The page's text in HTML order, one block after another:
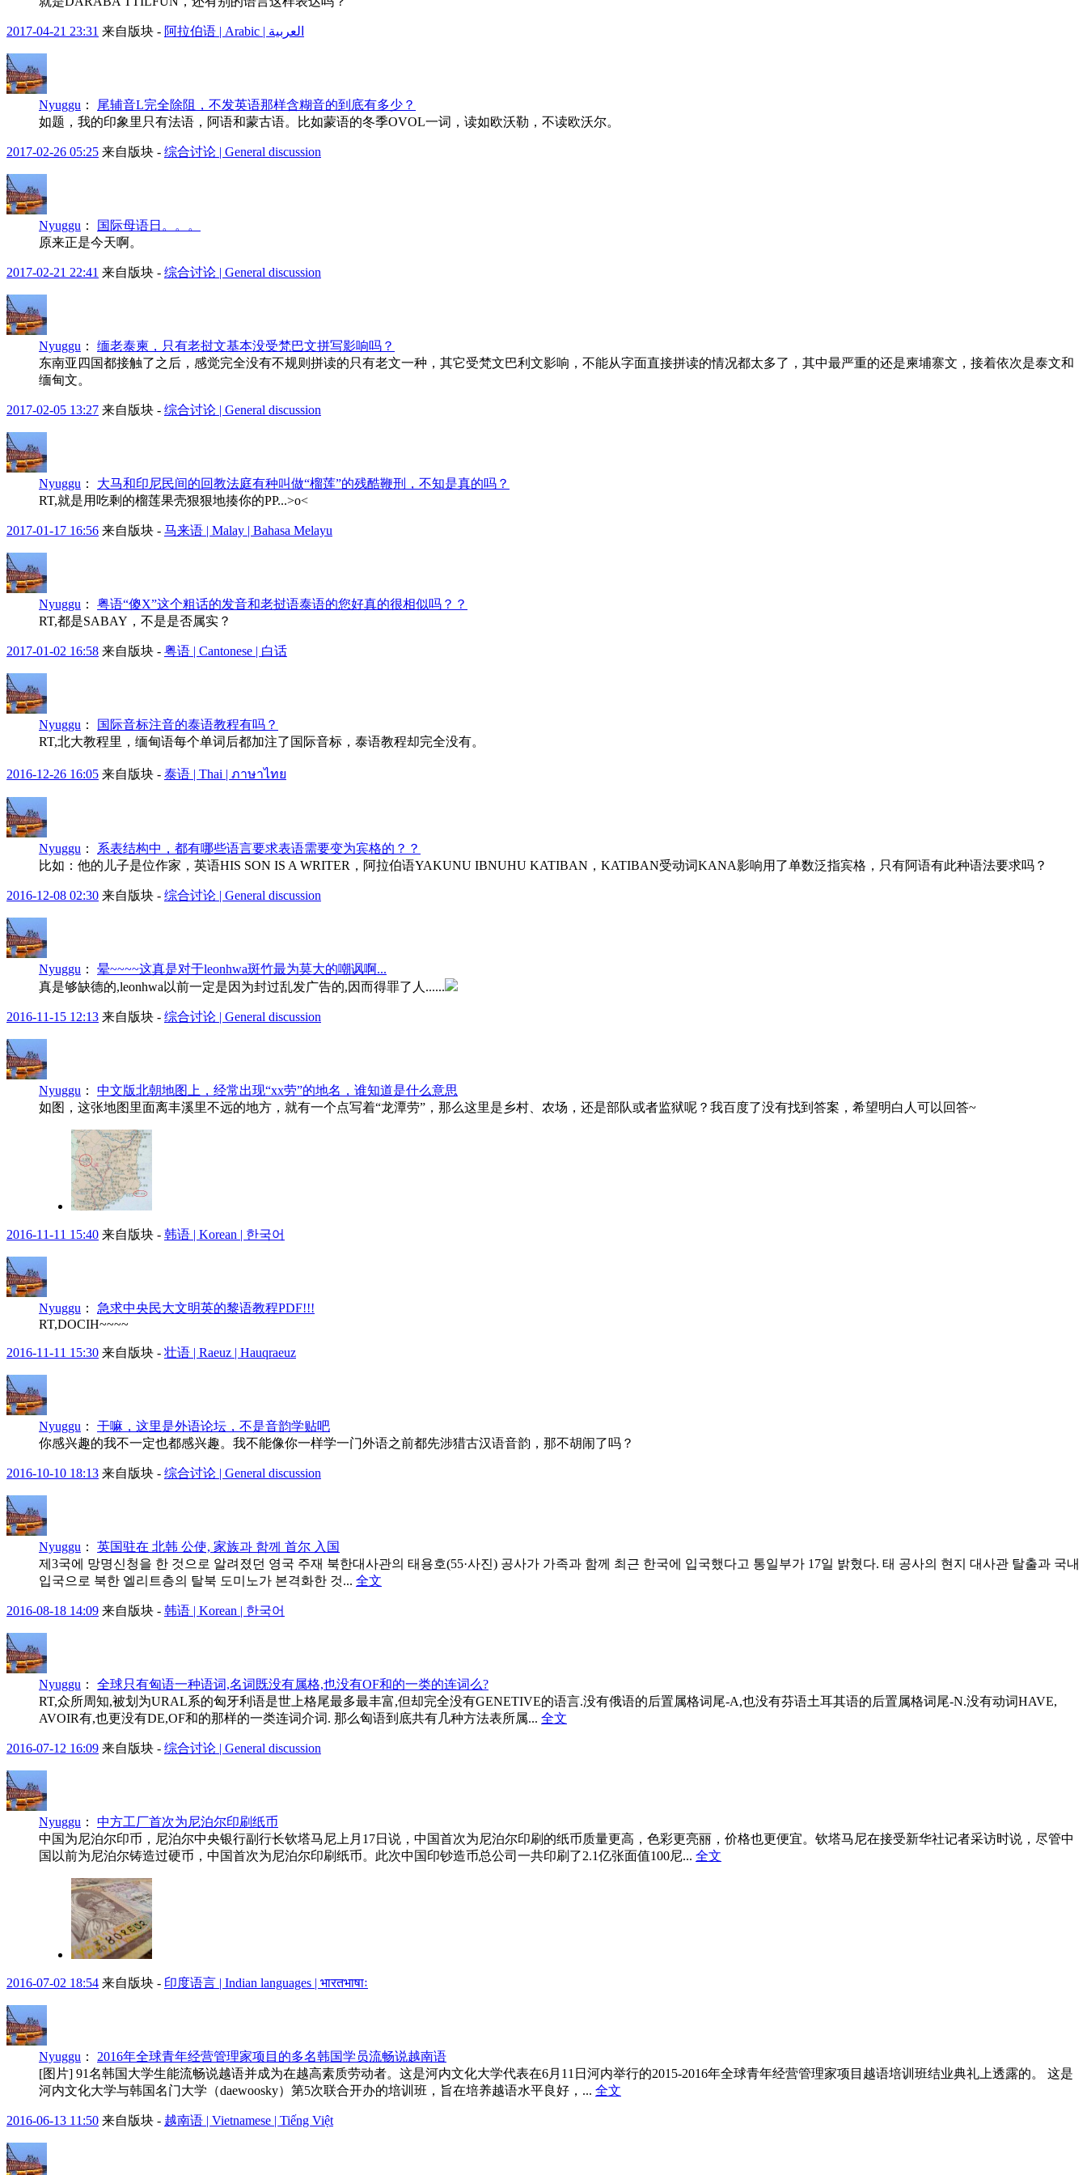
2017-04-21 23:31 来自版块 - 阿拉伯语 | Arabic | العربية
Nyuggu ：
尾辅音L完全除阻，不发英语那样含糊音的到底有多少？
如题，我的印象里只有法语，阿语和蒙古语。比如蒙语的冬季OVOL一词，读如欧沃勒，不读欧沃尔。
2017-02-26 05:25 来自版块 - 综合讨论 | General discussion
Nyuggu ：
国际母语日。。。
原来正是今天啊。
2017-02-21 22:41 来自版块 - 综合讨论 | General discussion
Nyuggu ： 缅老泰柬，只有老挝文基本没受梵巴文拼写影响吗？
东南亚四国都接触了之后，感觉完全没有不规则拼读的只有老文一种，其它受梵文巴利文影响，不能从字面直接拼读的情况都太多了，其中最严重的还是柬埔寨文，接着依次是泰文和
缅甸文。
2017-02-05 13:27 来自版块 - 综合讨论 | General discussion
Nyuggu ： 大马和印尼民间的回教法庭有种叫做“榴莲”的残酷鞭刑，不知是真的吗？
RT,就是用吃剩的榴莲果壳狠狠地揍你的PP...>o<
2017-01-17 16:56 来自版块 - 马来语 | Malay | Bahasa Melayu
Nyuggu ： 粤语“傻X”这个粗话的发音和老挝语泰语的您好真的很相似吗？？
RT,都是SABAY，不是是否属实？
2017-01-02 16:58 来自版块 - 粤语 | Cantonese | 白话
Nyuggu ：
国际音标注音的泰语教程有吗？
RT,北大教程里，缅甸语每个单词后都加注了国际音标，泰语教程却完全没有。
2016-12-26 16:05 来自版块 - 泰语 | Thai | ภาษาไทย
Nyuggu ： 系表结构中，都有哪些语言要求表语需要变为宾格的？？
比如：他的儿子是位作家，英语HIS SON IS A WRITER，阿拉伯语YAKUNU IBNUHU KATIBAN，KATIBAN受动词KANA影响用了单数泛指宾格，只有阿语有此种语法要求吗？
2016-12-08 02:30 来自版块 - 综合讨论 | General discussion
Nyuggu ： 晕~~~~这真是对于leonhwa斑竹最为莫大的嘲讽啊...
真是够缺德的,leonhwa以前一定是因为封过乱发广告的,因而得罪了人......
2016-11-15 12:13 来自版块 - 综合讨论 | General discussion
Nyuggu ： 中文版北朝地图上，经常出现“xx劳”的地名，谁知道是什么意思
如图，这张地图里面离丰溪里不远的地方，就有一个点写着“龙潭劳”，那么这里是乡村、农场，还是部队或者监狱呢？我百度了没有找到答案，希望明白人可以回答~
2016-11-11 15:40 来自版块 - 韩语 | Korean | 한국어
Nyuggu ： 急求中央民大文明英的黎语教程PDF!!!
RT,DOCIH~~~~
2016-11-11 15:30 来自版块 - 壮语 | Raeuz | Hauqraeuz
Nyuggu ： 干嘛，这里是外语论坛，不是音韵学贴吧
你感兴趣的我不一定也都感兴趣。我不能像你一样学一门外语之前都先涉猎古汉语音韵，那不胡闹了吗？
2016-10-10 18:13 来自版块 - 综合讨论 | General discussion
Nyuggu ： 英国驻在 北韩 公使, 家族과 함께 首尔 入国
제3국에 망명신청을 한 것으로 알려졌던 영국 주재 북한대사관의 태용호(55·사진) 공사가 가족과 함께 최근 한국에 입국했다고 통일부가 17일 밝혔다. 태 공사의 현지 대사관 탈출과 국내
입국으로 북한 엘리트층의 탈북 도미노가 본격화한 것... 全文
2016-08-18 14:09 来自版块 - 韩语 | Korean | 한국어
Nyuggu ： 全球只有匈语一种语词,名词既没有属格,也没有OF和的一类的连词么?
RT,众所周知,被划为URAL系的匈牙利语是世上格尾最多最丰富,但却完全没有GENETIVE的语言.没有俄语的后置属格词尾-A,也没有芬语土耳其语的后置属格词尾-N.没有动词HAVE,
AVOIR有,也更没有DE,OF和的那样的一类连词介词. 那么匈语到底共有几种方法表所属... 全文
2016-07-12 16:09 来自版块 - 综合讨论 | General discussion
Nyuggu ： 中方工厂首次为尼泊尔印刷纸币
中国为尼泊尔印币，尼泊尔中央银行副行长钦塔马尼上月17日说，中国首次为尼泊尔印刷的纸币质量更高，色彩更亮丽，价格也更便宜。钦塔马尼在接受新华社记者采访时说，尽管中
国以前为尼泊尔铸造过硬币，中国首次为尼泊尔印刷纸币。此次中国印钞造币总公司一共印刷了2.1亿张面值100尼... 全文
2016-07-02 18:54 来自版块 - 印度语言 | Indian languages | भारतभाषाः
Nyuggu ： 2016年全球青年经营管理家项目的多名韩国学员流畅说越南语
[图片] 91名韩国大学生能流畅说越语并成为在越高素质劳动者。这是河内文化大学代表在6月11日河内举行的2015-2016年全球青年经营管理家项目越语培训班结业典礼上透露的。 这是
河内文化大学与韩国名门大学（daewoosky）第5次联合开办的培训班，旨在培养越语水平良好，... 全文
2016-06-13 11:50 来自版块 - 越南语 | Vietnamese | Tiếng Việt